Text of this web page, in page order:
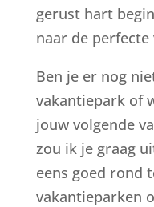
gerust hart
naar de
Ben je er nog
vakantiepark of
jouw volgende
zou ik je graag
eens goed rond
vakantieparken